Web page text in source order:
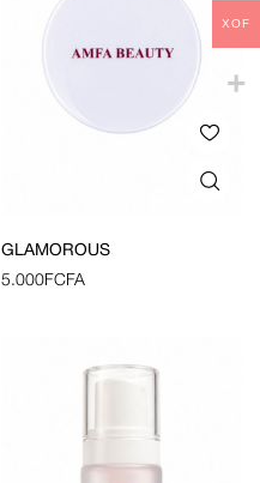
GLAMOROUS
5.000FCFA
XOF